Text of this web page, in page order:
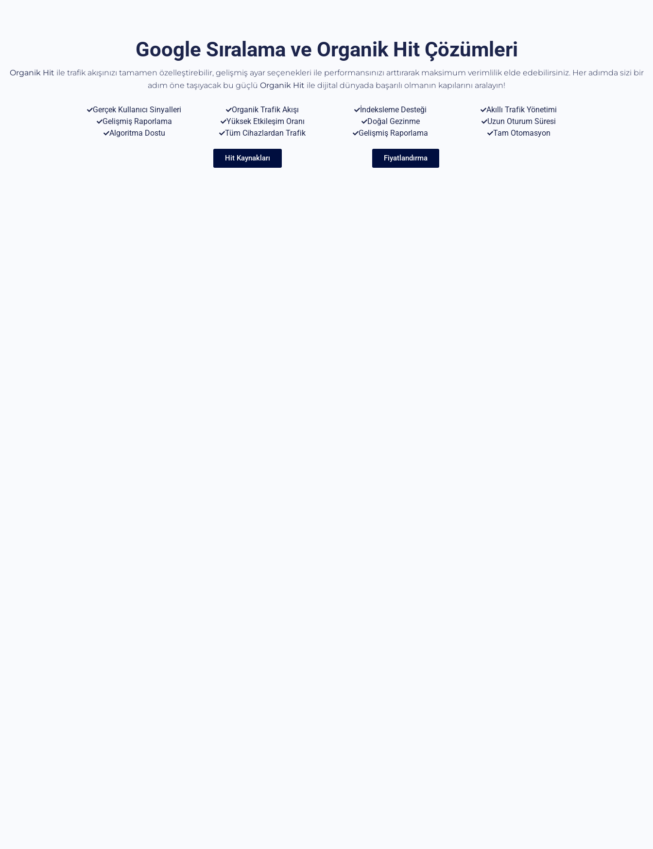
Google Sıralama ve Organik Hit Çözümleri
Organik Hit ile trafik akışınızı tamamen özelleştirebilir, gelişmiş ayar seçenekleri ile performansınızı arttırarak maksimum verimlilik elde edebilirsiniz. Her adımda sizi bir
adım öne taşıyacak bu güçlü Organik Hit ile dijital dünyada başarılı olmanın kapılarını aralayın!
Gerçek Kullanıcı Sinyalleri Organik Trafik Akışı İndeksleme Desteği
Akıllı Trafik Yönetimi
Gelişmiş Raporlama
Yüksek Etkileşim Oranı Doğal Gezinme
Uzun Oturum Süresi
Algoritma Dostu
Tüm Cihazlardan Trafik Gelişmiş Raporlama Tam Otomasyon
Hit Kaynakları Fiyatlandırma